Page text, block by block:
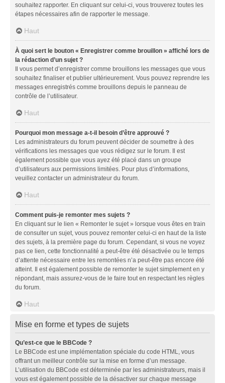
souhaitez rapporter. En cliquant sur celui-ci, vous trouverez toutes les
étapes nécessaires afin de rapporter le message.
Haut
À quoi sert le bouton « Enregistrer comme brouillon » affiché lors de
la rédaction d’un sujet ?
Il vous permet d’enregistrer comme brouillons les messages que vous
souhaitez finaliser et publier ultérieurement. Vous pouvez reprendre les
messages enregistrés comme brouillons depuis le panneau de
contrôle de l’utilisateur.
Haut
Pourquoi mon message a-t-il besoin d’être approuvé ?
Les administrateurs du forum peuvent décider de soumettre à des
vérifications les messages que vous rédigez sur le forum. Il est
également possible que vous ayez été placé dans un groupe
d’utilisateurs aux permissions limitées. Pour plus d’informations,
veuillez contacter un administrateur du forum.
Haut
Comment puis-je remonter mes sujets ?
En cliquant sur le lien « Remonter le sujet » lorsque vous êtes en train
de consulter un sujet, vous pouvez remonter celui-ci en haut de la liste
des sujets, à la première page du forum. Cependant, si vous ne voyez
pas ce lien, cette fonctionnalité a peut-être été désactivée ou le temps
d’attente nécessaire entre les remontées n’a peut-être pas encore été
atteint. Il est également possible de remonter le sujet simplement en y
répondant, mais assurez-vous de le faire tout en respectant les règles
du forum.
Haut
Mise en forme et types de sujets
Qu’est-ce que le BBCode ?
Le BBCode est une implémentation spéciale du code HTML, vous
offrant un meilleur contrôle sur la mise en forme d’un message.
L’utilisation du BBCode est déterminée par les administrateurs, mais il
vous est également possible de la désactiver sur chaque message